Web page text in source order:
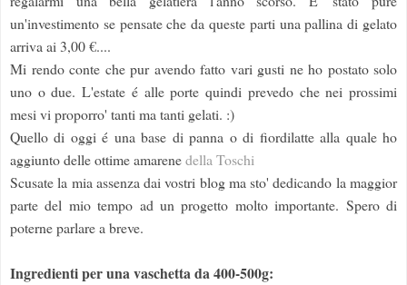
un'investimento se pensate che da queste parti una pallina di gelato
arriva ai 3,00 €....
Mi rendo conte che pur avendo fatto vari gusti ne ho postato solo
uno o due. L'estate é alle porte quindi prevedo che nei prossimi
mesi vi proporro' tanti ma tanti gelati. :)
Quello di oggi é una base di panna o di fiordilatte alla quale ho
aggiunto delle ottime amarenedella Toschi
Scusate la mia assenza dai vostri blog ma sto' dedicando la maggior
parte del mio tempo ad un progetto molto importante. Spero di
poterne parlare a breve.
Ingredienti per una vaschetta da 400-500g: